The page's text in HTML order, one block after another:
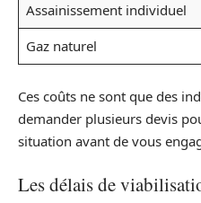
Assainissement individuel
Gaz naturel
Ces coûts ne sont que des
demander plusieurs devis
situation avant de vous
Les délais de